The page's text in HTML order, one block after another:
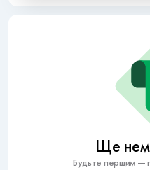
Ще
Будьте першим —